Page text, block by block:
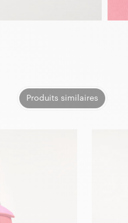
Produits similaires